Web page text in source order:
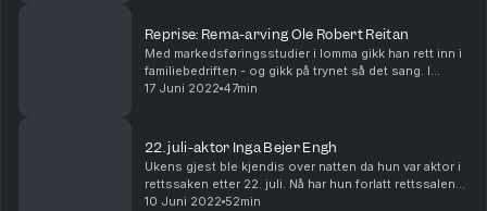
Reprise: Rema-arving Ole Robert Reitan
Med markedsføringsstudier i lomma gikk han rett inn i
familiebedriften - og gikk på trynet så det sang. I
denne episoden forteller Ole Robert Reitan blant
17 Juni 2022 47min
22. juli-aktor Inga Bejer Engh
Ukens gjest ble kjendis over natten da hun var aktor i
rettssaken etter 22. juli. Nå har hun forlatt rettssalen
for å bli barneombud. I episoden forteller Inga Bejer
10 Juni 2022 52min